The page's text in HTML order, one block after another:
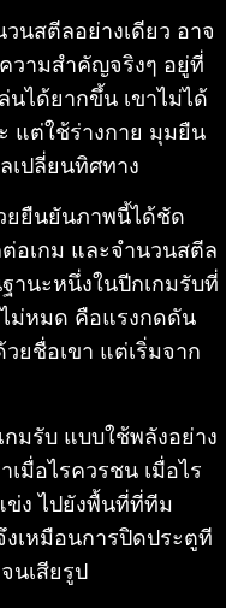
นสตีลอย่างเดียว อาจ
ความสำคัญจริงๆ อยู่ที่
นได้ยากขึ้น เขาไม่ได้
แต่ใช้ร่างกาย มุมยืน
เปลี่ยนทิศทาง
ยยืนยันภาพนี้ได้ชัด
อเกม และจำนวนสตีล
านะหนึ่งในปีกเกมรับที่
ม่หมด คือแรงกดดัน
ยชื่อเขา แต่เริ่มจาก
กมรับ แบบใช้พลังอย่าง
มื่อไรควรชน เมื่อไร
ข่ง ไปยังพื้นที่ที่ทีม
งเหมือนการปิดประตูที
นเสียรูป